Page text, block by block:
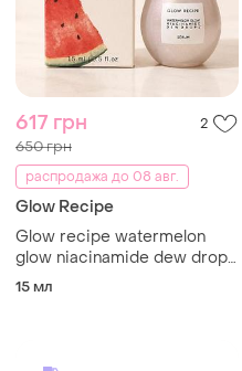
617 грн 2
650 грн
распродажа до 08 авг.
Glow Recipe
Glow recipe watermelon
glow niacinamide dew drops
15 мл | сироватка з
15 мл